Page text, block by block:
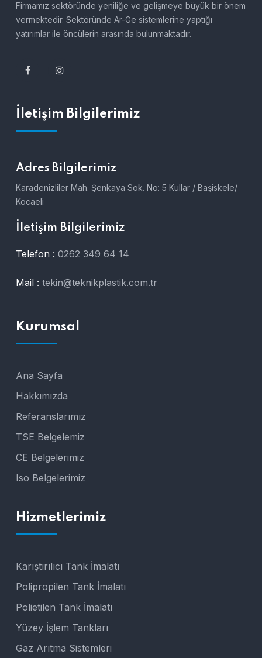
Firmamız sektöründe yeniliğe ve gelişmeye büyük bir önem
vermektedir. Sektöründe Ar-Ge sistemlerine yaptığı
yatırımlar ile öncülerin arasında bulunmaktadır.
İletişim Bilgilerimiz
Adres Bilgilerimiz
Karadenizliler Mah. Şenkaya Sok. No: 5 Kullar / Başiskele/
Kocaeli
İletişim Bilgilerimiz
Telefon : 0262 349 64 14
Mail : tekin@teknikplastik.com.tr
Kurumsal
Ana Sayfa
Hakkımızda
Referanslarımız
TSE Belgelemiz
CE Belgelerimiz
Iso Belgelerimiz
Hizmetlerimiz
Karıştırılıcı Tank İmalatı
Polipropilen Tank İmalatı
Polietilen Tank İmalatı
Yüzey İşlem Tankları
Gaz Arıtma Sistemleri